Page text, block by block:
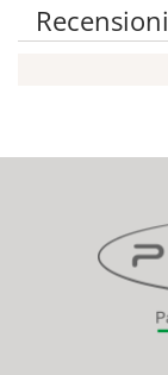
Recensioni